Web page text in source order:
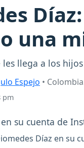
una
llega a los
Espejo •
pm
Díaz en su